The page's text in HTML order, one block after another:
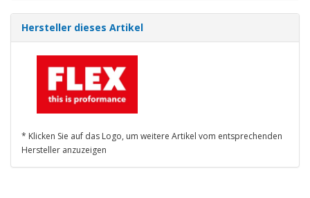
Hersteller dieses Artikel
* Klicken Sie auf das Logo, um weitere Artikel vom entsprechenden
Hersteller anzuzeigen